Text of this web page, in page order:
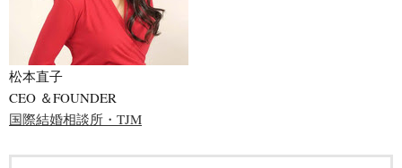
松本直子
CEO ＆FOUNDER
国際結婚相談所・TJM